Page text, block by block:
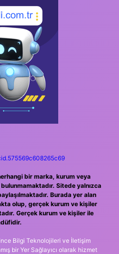
bir marka, kurum veya
Sitede yalnızca
Burada yer alan
olup, gerçek kurum ve kişiler
Gerçek kurum ve kişiler ile
Bilgi Teknolojileri ve İletişim
bir Yer Sağlayıcı olarak hizmet